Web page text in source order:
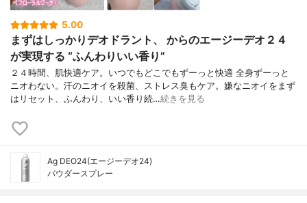
5.00
まずはしっかりデオドラント、 からのエージーデオ２４
が実現する “ふんわりいい香り”
２４時間、肌快適ケア。いつでもどこでもずーっと快適 全身ずーっと
ニオわない。汗のニオイを殺菌、ストレス臭もケア。嫌なニオイをまず
はリセット、ふんわり、いい香り続…続きを見る
Ag DEO24(エージーデオ24)
パウダースプレー